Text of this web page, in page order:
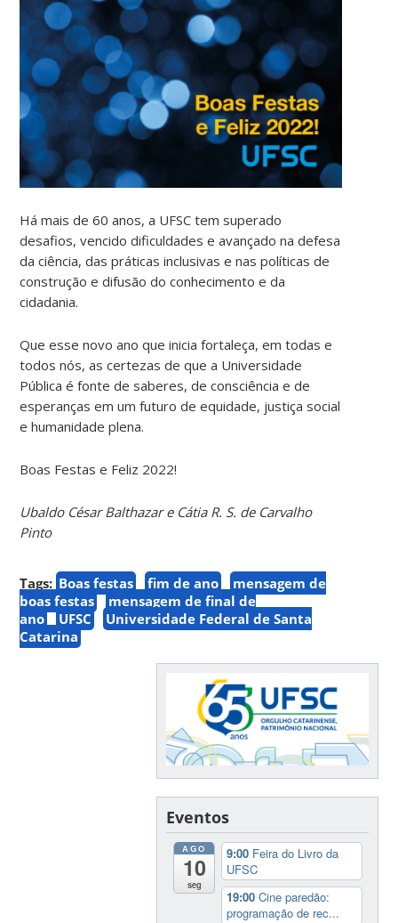
Há mais de 60 anos, a UFSC tem superado
desafios, vencido dificuldades e avançado na defesa
da ciência, das práticas inclusivas e nas políticas de
construção e difusão do conhecimento e da
cidadania.
Que esse novo ano que inicia fortaleça, em todas e
todos nós, as certezas de que a Universidade
Pública é fonte de saberes, de consciência e de
esperanças em um futuro de equidade, justiça social
e humanidade plena.
Boas Festas e Feliz 2022!
Ubaldo César Balthazar e Cátia R. S. de Carvalho
Pinto
Tags: Boas festas fim de ano
mensagem de
boas festas
mensagem de final de
ano
UFSC
Universidade Federal de Santa
Catarina
Eventos
AGO
10
seg
9:00 Feira do Livro da
UFSC
19:00Cine paredão:
programação de rec...